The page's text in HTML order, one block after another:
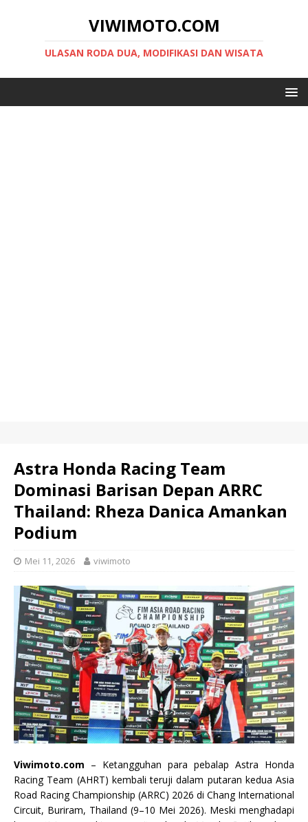
VIWIMOTO.COM
ULASAN RODA DUA, MODIFIKASI DAN WISATA
Astra Honda Racing Team
Dominasi Barisan Depan ARRC
Thailand: Rheza Danica Amankan
Podium
Mei 11, 2026 viwimoto
Viwimoto.com – Ketangguhan para pebalap Astra Honda
Racing Team (AHRT) kembali teruji dalam putaran kedua Asia
Road Racing Championship (ARRC) 2026 di Chang International
Circuit, Buriram, Thailand (9–10 Mei 2026). Meski menghadapi